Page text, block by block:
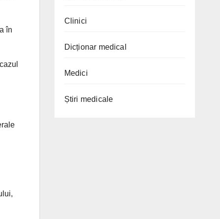
în
Clinici
Dicționar medical
Medici
Știri medicale